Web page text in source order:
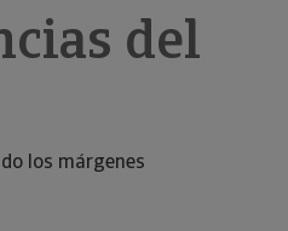
del
los márgenes